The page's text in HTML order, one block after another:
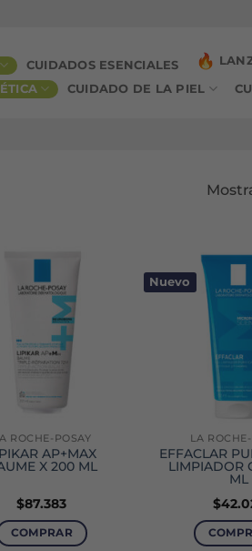
CUIDADOS ESENCIALES
CUIDADO DE LA PIEL
ROCHE-POSAY
AP+MAX
X 200 ML
$87.383
COMPRAR
Nuevo
LA
EFFACLAR
LIMPIADOR
ML
$